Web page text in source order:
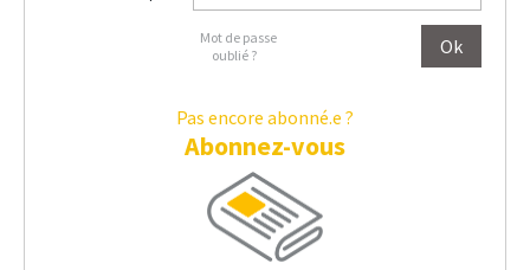
Mot de passe
oublié ?
Pas encore abonné.e ?
Abonnez-vous